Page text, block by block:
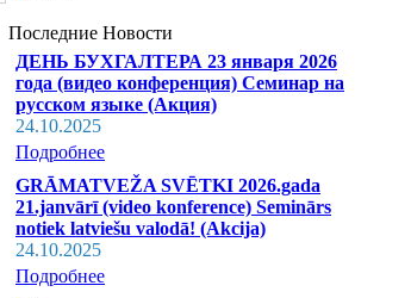
Последние Новости
ДЕНЬ БУХГАЛТЕРА 23 января 2026
года (видео конференция) Семинар на
русском языке (Акция)
24.10.2025
Подробнее
GRĀMATVEŽA SVĒTKI 2026.gada
21.janvārī (video konference) Seminārs
notiek latviešu valodā! (Akcija)
24.10.2025
Подробнее